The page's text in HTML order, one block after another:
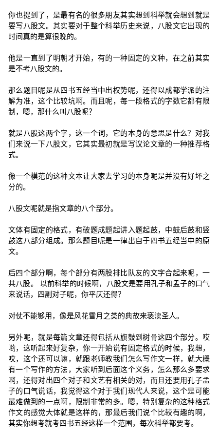
你也提到了，是最有名的很多朋友其实想到科举就会想到就是
要写八股文。其实要对于整个科举历史来说，八股文它出现的
时间真的是算很晚的。
他是一直到了明朝才开始，有的一种固定的文种，在之前其实
是不考八股文的。
那么题目呢是从四书五经当中出权势呢，还得以成都学派的注
解为准，这个比较坑啊。而且呢，每一段格式的字数它都有限
制，嗯，那什么叫八股呢？
就是八股这两个字，这一个词，它的本身的意思是什么？对我
们来说一下八股文，它其实最初就是写议论文章的一种推荐格
式。
像一个模范的这种文本让大家去学习的本身呢是并没有好坏之
分的。
八股文呢就是指文章的八个部分。
文体有固定的格式，有破题成题起讲入题起鼓，中鼓后鼓和竖
鼓这八部分组成。那么题目呢是一律出自于四书五经当中的原
文。
后四个部分啊，每个部分有两股排比队友的文字合起来呢，一
共八股。 以前科举的时候啊，八股文是要用孔子和孟子的口气
来说话，四副对子呢，你平仄还得？
对仗不能够用，像是风花雪月之类的典故来亵渎圣人。
另外呢，就是每篇文章还得包括从旗鼓到树骨这四个部分。哎
哟，这听起来好复杂，你一开始说有固定格式的时候，我想，
哎，这个还可以嘛，就跟老师教我们怎么写作文一样，就大概
有一个写作的方法，大家听到后面这个义务，怎么那么多要求
啊，还得对出四个对子和文艺有相关的对，而且还要用孔子孟
子的口气说话，我觉得这个对于我们现代人来说，这个是可能
最难做到的一点啊，限制非常的多。嗯，特别复杂的这种格式
作文的感觉大体就是这样的，那最后我们说个比较有趣的啊，
其实你想考就考四书五经这样一个范围，每次科举都要考。